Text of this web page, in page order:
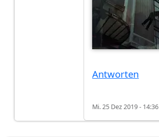
Antworten
Mi. 25 Dez 2019 - 14:36